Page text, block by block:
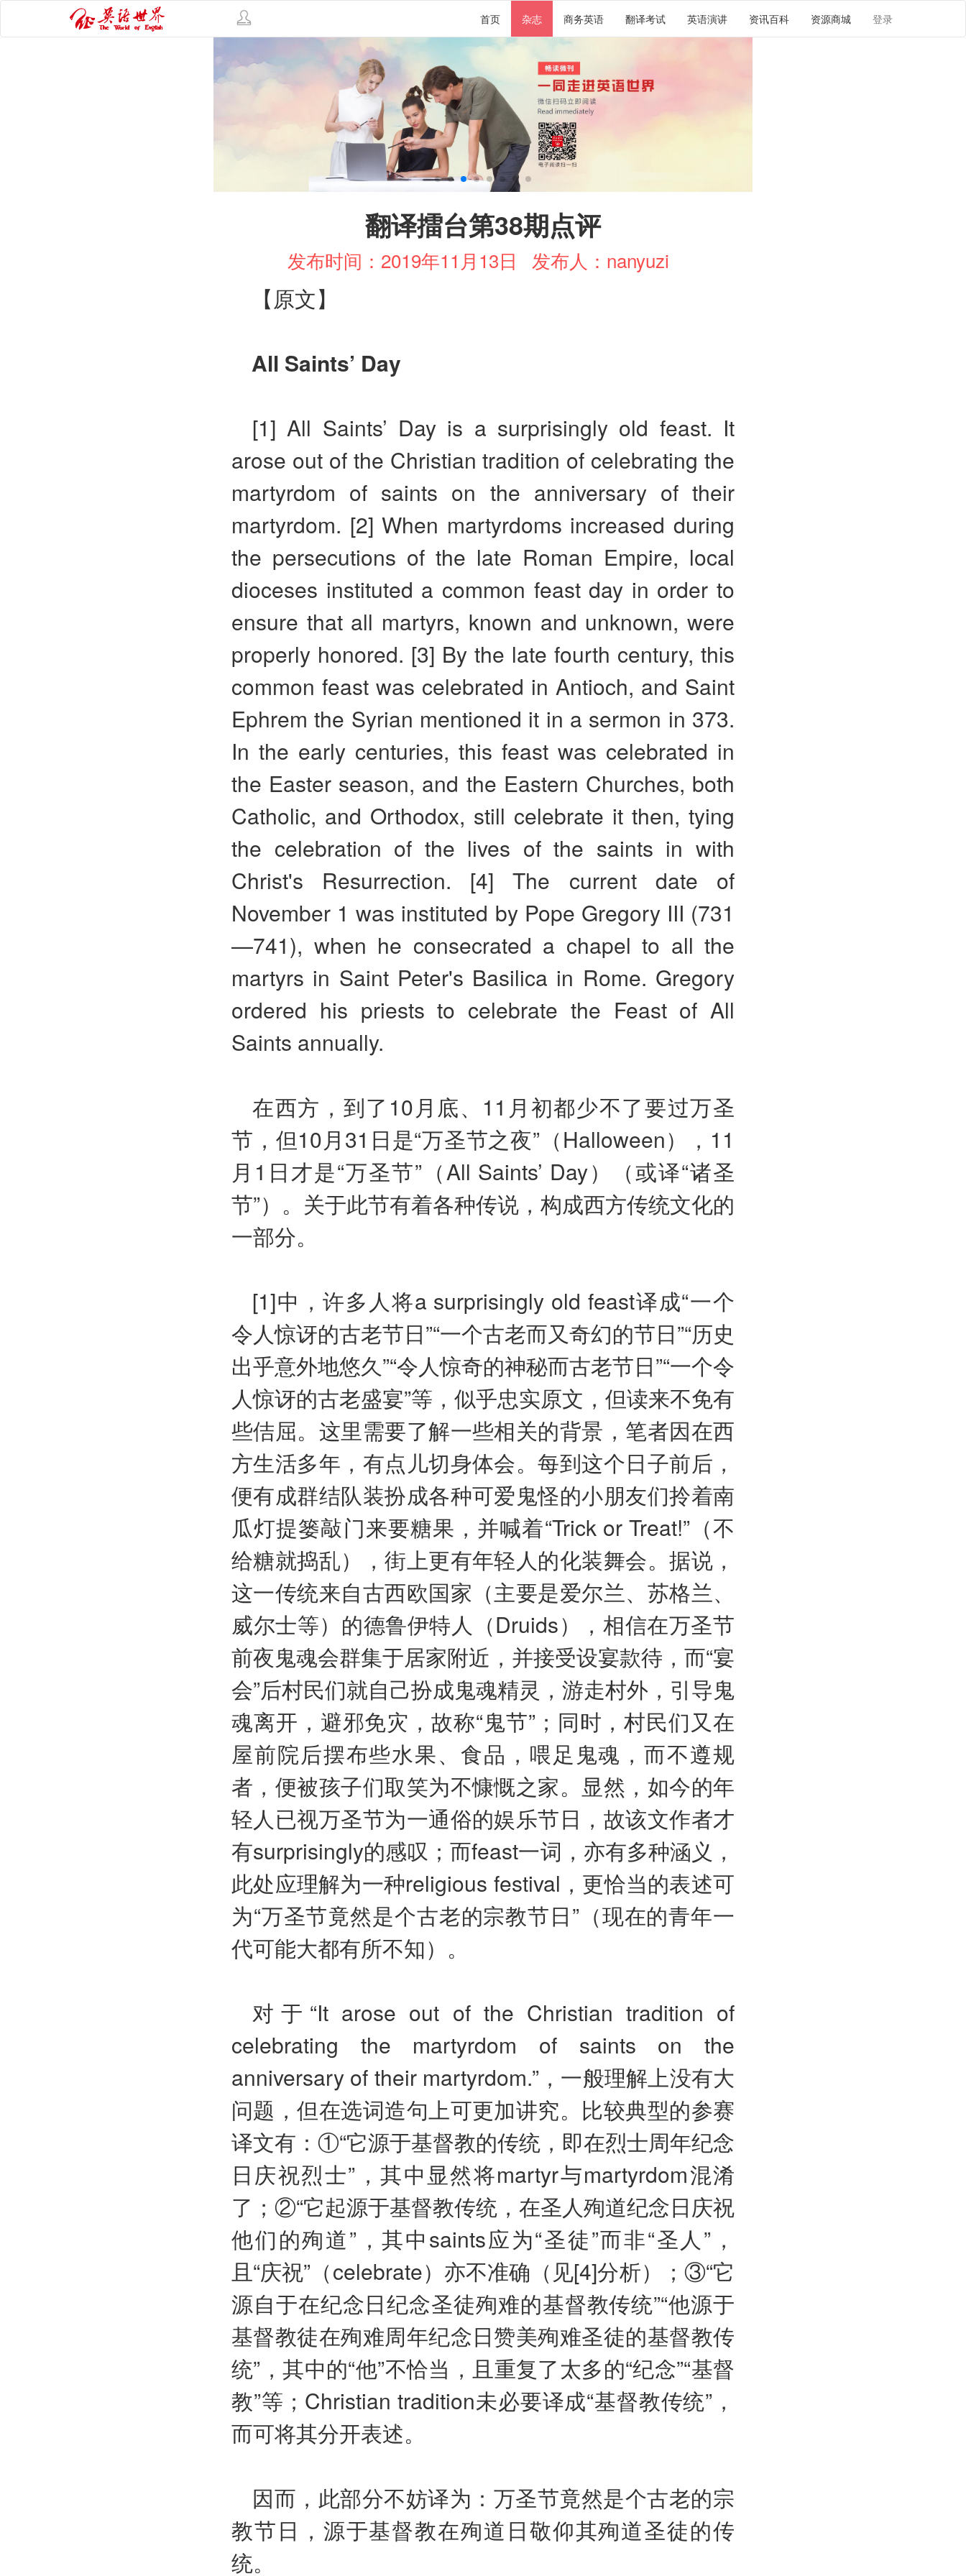
首页 杂志 商务英语 翻译考试 英语演讲 资讯百科 资源商城 登录
翻译擂台第38期点评
发布时间：2019年11月13日 发布人：nanyuzi
【原文】
All Saints’ Day
[1] All Saints’ Day is a surprisingly old feast. It
arose out of the Christian tradition of celebrating the
martyrdom of saints on the anniversary of their
martyrdom. [2] When martyrdoms increased during
the persecutions of the late Roman Empire, local
dioceses instituted a common feast day in order to
ensure that all martyrs, known and unknown, were
properly honored. [3] By the late fourth century, this
common feast was celebrated in Antioch, and Saint
Ephrem the Syrian mentioned it in a sermon in 373.
In the early centuries, this feast was celebrated in
the Easter season, and the Eastern Churches, both
Catholic, and Orthodox, still celebrate it then, tying
the celebration of the lives of the saints in with
Christ's Resurrection. [4] The current date of
November 1 was instituted by Pope Gregory III (731
—741), when he consecrated a chapel to all the
martyrs in Saint Peter's Basilica in Rome. Gregory
ordered his priests to celebrate the Feast of All
Saints annually.
在西方，到了10月底、11月初都少不了要过万圣
节，但10月31日是“万圣节之夜”（Halloween），11
月1日才是“万圣节”（All Saints’ Day）（或译“诸圣
节”）。关于此节有着各种传说，构成西方传统文化的
一部分。
[1]中，许多人将a surprisingly old feast译成“一个
令人惊讶的古老节日”“一个古老而又奇幻的节日”“历史
出乎意外地悠久”“令人惊奇的神秘而古老节日”“一个令
人惊讶的古老盛宴”等，似乎忠实原文，但读来不免有
些佶屈。这里需要了解一些相关的背景，笔者因在西
方生活多年，有点儿切身体会。每到这个日子前后，
便有成群结队装扮成各种可爱鬼怪的小朋友们拎着南
瓜灯提篓敲门来要糖果，并喊着“Trick or Treat!”（不
给糖就捣乱），街上更有年轻人的化装舞会。据说，
这一传统来自古西欧国家（主要是爱尔兰、苏格兰、
威尔士等）的德鲁伊特人（Druids），相信在万圣节
前夜鬼魂会群集于居家附近，并接受设宴款待，而“宴
会”后村民们就自己扮成鬼魂精灵，游走村外，引导鬼
魂离开，避邪免灾，故称“鬼节”；同时，村民们又在
屋前院后摆布些水果、食品，喂足鬼魂，而不遵规
者，便被孩子们取笑为不慷慨之家。显然，如今的年
轻人已视万圣节为一通俗的娱乐节日，故该文作者才
有surprisingly的感叹；而feast一词，亦有多种涵义，
此处应理解为一种religious festival，更恰当的表述可
为“万圣节竟然是个古老的宗教节日”（现在的青年一
代可能大都有所不知）。
对于“It arose out of the Christian tradition of
celebrating the martyrdom of saints on the
anniversary of their martyrdom.”，一般理解上没有大
问题，但在选词造句上可更加讲究。比较典型的参赛
译文有：①“它源于基督教的传统，即在烈士周年纪念
日庆祝烈士”，其中显然将martyr与martyrdom混淆
了；②“它起源于基督教传统，在圣人殉道纪念日庆祝
他们的殉道”，其中saints应为“圣徒”而非“圣人”，
且“庆祝”（celebrate）亦不准确（见[4]分析）；③“它
源自于在纪念日纪念圣徒殉难的基督教传统”“他源于
基督教徒在殉难周年纪念日赞美殉难圣徒的基督教传
统”，其中的“他”不恰当，且重复了太多的“纪念”“基督
教”等；Christian tradition未必要译成“基督教传统”，
而可将其分开表述。
因而，此部分不妨译为：万圣节竟然是个古老的宗
教节日，源于基督教在殉道日敬仰其殉道圣徒的传
统。